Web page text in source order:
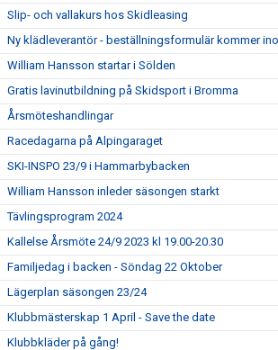
Slip- och vallakurs hos Skidleasing
Ny klädleverantör - beställningsformulär kommer
William Hansson startar i Sölden
Gratis lavinutbildning på Skidsport i Bromma
Årsmöteshandlingar
Racedagarna på Alpingaraget
SKI-INSPO 23/9 i Hammarbybacken
William Hansson inleder säsongen starkt
Tävlingsprogram 2024
Kallelse Årsmöte 24/9 2023 kl 19.00-20.30
Familjedag i backen - Söndag 22 Oktober
Lägerplan säsongen 23/24
Klubbmästerskap 1 April - Save the date
Klubbkläder på gång!